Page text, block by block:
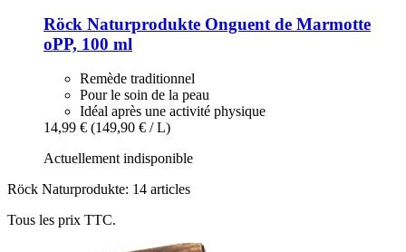
Röck Naturprodukte Onguent de Marmotte
oPP, 100 ml
Remède traditionnel
Pour le soin de la peau
Idéal après une activité physique
14,99 € (149,90 € / L)
Actuellement indisponible
Röck Naturprodukte: 14 articles
Tous les prix TTC.